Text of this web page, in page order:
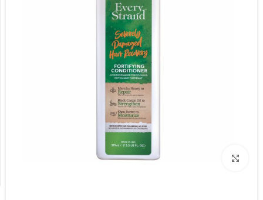
برای بزرگنمایی کلیک کنید